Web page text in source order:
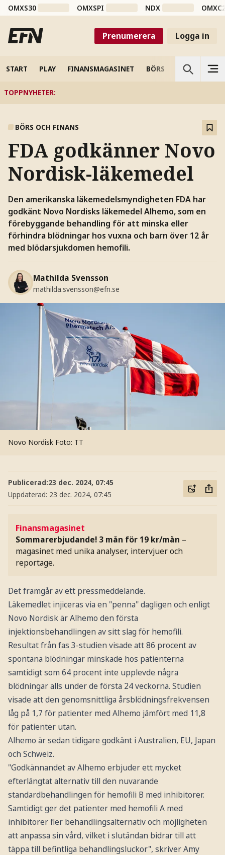
OMXS30 OMXSPI NDX
Prenumerera Logga in
START PLAY FINANSMAGASINET BÖRS VETENSKAP
TOPPNYHETER:
BÖRS OCH FINANS
FDA godkänner Novo
Nordisk-läkemedel
Den amerikanska läkemedelsmyndigheten FDA har
godkänt Novo Nordisks läkemedel Alhemo, som en
förebyggande behandling för att minska eller
förhindra blödningar hos vuxna och barn över 12 år
med blödarsjukdomen hemofili.
Mathilda Svensson
mathilda.svensson@efn.se
Novo Nordisk Foto: TT
Publicerad:23 dec. 2024, 07:45
Uppdaterad: 23 dec. 2024, 07:45
Finansmagasinet
Sommarerbjudande! 3 mån för 19 kr/mån –
magasinet med unika analyser, intervjuer och
reportage.
Det framgår av ett pressmeddelande.
Läkemedlet injiceras via en "penna" dagligen och enligt
Novo Nordisk är Alhemo den första
injektionsbehandlingen av sitt slag för hemofili.
Resultat från fas 3-studien visade att 86 procent av
spontana blödningar minskade hos patienterna
samtidigt som 64 procent inte upplevde några
blödningar alls under de första 24 veckorna. Studien
visade att den genomsnittliga årsblödningsfrekvensen
låg på 1,7 för patienter med Alhemo jämfört med 11,8
för patienter utan.
Alhemo är sedan tidigare godkänt i Australien, EU, Japan
och Schweiz.
"Godkännandet av Alhemo erbjuder ett mycket
efterlängtat alternativ till den nuvarande
standardbehandlingen för hemofili B med inhibitorer.
Samtidigt ger det patienter med hemofili A med
inhibitorer fler behandlingsalternativ och möjligheten
att anpassa sin vård, vilket i slutändan bidrar till att
täppa till befintliga behandlingsluckor", skriver Amy